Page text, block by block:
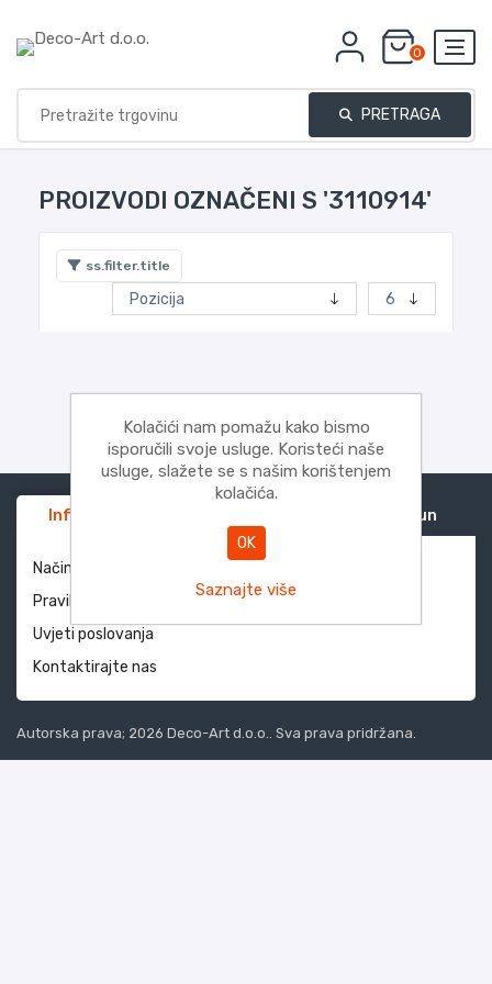
0
PRETRAGA
PROIZVODI OZNAČENI S '3110914'
ss.filter.title
Informacije Moj račun
Način dostave i povrati
Pravila privatnosti
Uvjeti poslovanja
Kontaktirajte nas
Autorska prava; 2026 Deco-Art d.o.o.. Sva prava pridržana.
Kolačići nam pomažu kako bismo
isporučili svoje usluge. Koristeći naše
usluge, slažete se s našim korištenjem
kolačića.
OK
Saznajte više